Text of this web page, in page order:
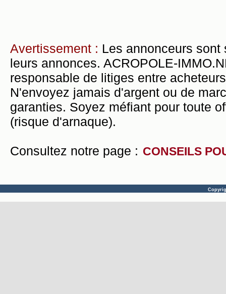
Avertissement : Les annonceurs
leurs annonces. ACROPOLE-
responsable de litiges entre
N'envoyez jamais d'argent ou de
garanties. Soyez méfiant pour toute
(risque d'arnaque).
Consultez notre page : CONSEILS